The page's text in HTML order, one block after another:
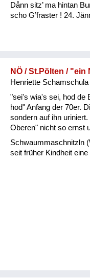
Dånn sitz’ ma hintan
scho G’fraster ! 24.
NÖ / St.Pölten /
Henriette Schamschula
"sei's wia's sei, hod de
hod" Anfang der 70er.
sondern auf ihn
Oberen" nicht so ernst
Schwaummaschnitzln
seit früher Kindheit